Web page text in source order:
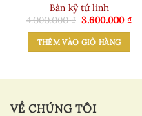
Bàn kỷ tứ linh
4.000.000₫ Giá
gốc
là:
4.000.000 ₫.
3.600.000₫Giá
THÊM VÀO GIỎ HÀNG
VỀ CHÚNG TÔI